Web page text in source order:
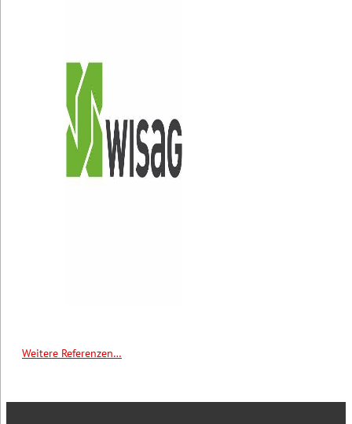
Weitere Referenzen…